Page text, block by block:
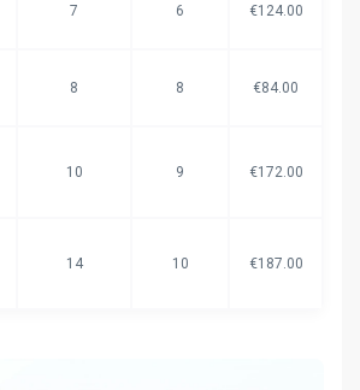
7 6 €124.00
8 8 €84.00
10 9 €172.00
14 10 €187.00